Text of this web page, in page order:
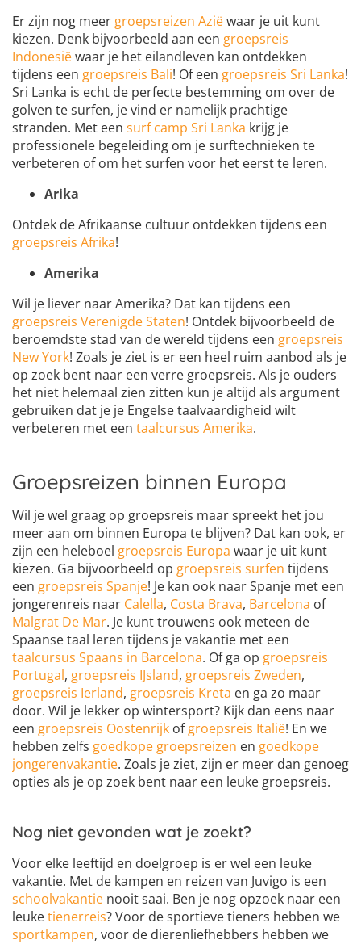
Er zijn nog meer groepsreizen Aziëwaar je uit kunt
kiezen. Denk bijvoorbeeld aan een groepsreis
Indonesiëwaar je het eilandleven kan ontdekken
tijdens een groepsreis Bali! Of een groepsreis Sri Lanka!
Sri Lanka is echt de perfecte bestemming om over de
golven te surfen, je vind er namelijk prachtige
stranden. Met een surf camp Sri Lanka krijg je
professionele begeleiding om je surftechnieken te
verbeteren of om het surfen voor het eerst te leren.
Arika
Ontdek de Afrikaanse cultuur ontdekken tijdens een
groepsreis Afrika!
Amerika
Wil je liever naar Amerika? Dat kan tijdens een
groepsreis Verenigde Staten! Ontdek bijvoorbeeld de
beroemdste stad van de wereld tijdens een groepsreis
New York! Zoals je ziet is er een heel ruim aanbod als je
op zoek bent naar een verre groepsreis. Als je ouders
het niet helemaal zien zitten kun je altijd als argument
gebruiken dat je je Engelse taalvaardigheid wilt
verbeteren met een taalcursus Amerika.
Groepsreizen binnen Europa
Wil je wel graag op groepsreis maar spreekt het jou
meer aan om binnen Europa te blijven? Dat kan ook, er
zijn een heleboel groepsreis Europa waar je uit kunt
kiezen. Ga bijvoorbeeld op groepsreis surfen tijdens
een groepsreis Spanje! Je kan ook naar Spanje met een
jongerenreis naar Calella, Costa Brava, Barcelona of
Malgrat De Mar. Je kunt trouwens ook meteen de
Spaanse taal leren tijdens je vakantie met een
taalcursus Spaans in Barcelona. Of ga op groepsreis
Portugal, groepsreis IJsland, groepsreis Zweden,
groepsreis Ierland, groepsreis Kreta en ga zo maar
door. Wil je lekker op wintersport? Kijk dan eens naar
een groepsreis Oostenrijk ofgroepsreis Italië! En we
hebben zelfs goedkope groepsreizen en goedkope
jongerenvakantie. Zoals je ziet, zijn er meer dan genoeg
opties als je op zoek bent naar een leuke groepsreis.
Nog niet gevonden wat je zoekt?
Voor elke leeftijd en doelgroep is er wel een leuke
vakantie. Met de kampen en reizen van Juvigo is een
schoolvakantie nooit saai. Ben je nog opzoek naar een
leuketienerreis? Voor de sportieve tieners hebben we
sportkampen, voor de dierenliefhebbers hebben we